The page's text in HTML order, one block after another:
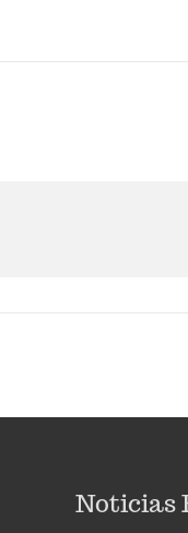
Noticias